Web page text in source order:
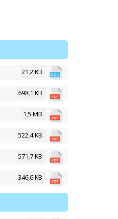
21,2 KB
698,1 KB
1,5 MB
522,4 KB
571,7 KB
346,6 KB